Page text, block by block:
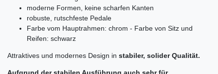
moderne Formen, keine scharfen Kanten
robuste, rutschfeste Pedale
Farbe vom Hauptrahmen: chrom - Farbe von Sitz und
Reifen: schwarz
Attraktives und modernes Design in stabiler, solider Qualität.